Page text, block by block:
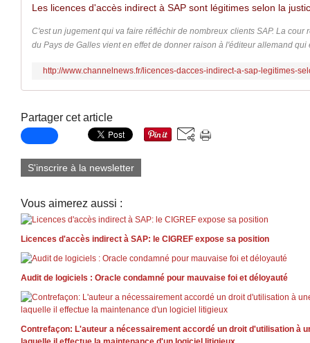
C'est un jugement qui va faire réfléchir de nombreux clients SAP. La cour
du Pays de Galles vient en effet de donner raison à l'éditeur allemand qui
http://www.channelnews.fr/licences-dacces-indirect-a-sap-legitimes-
Partager cet article
S'inscrire à la newsletter
Vous aimerez aussi :
Licences d'accès indirect à SAP: le CIGREF expose sa position
Audit de logiciels : Oracle condamné pour mauvaise foi et déloyauté
Contrefaçon: L'auteur a nécessairement accordé un droit d'utilisation à